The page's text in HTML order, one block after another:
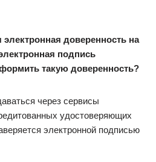
доверенность на
подпись
такую доверенность?
через сервисы
удостоверяющих
электронной подписью